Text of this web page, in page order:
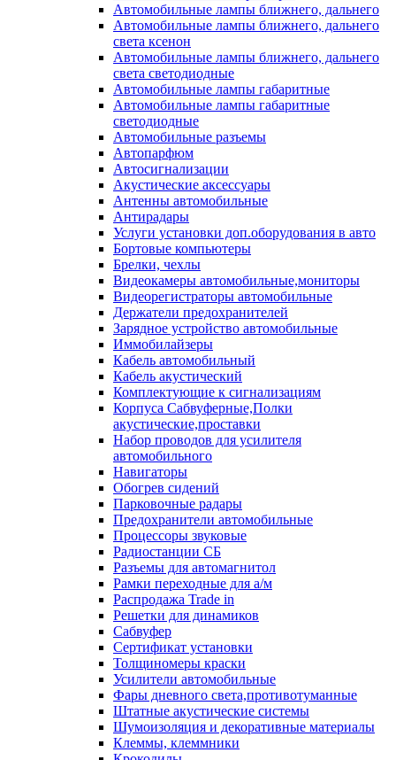
Автомобильные лампы ближнего, дальнего
Автомобильные лампы ближнего, дальнего
света ксенон
Автомобильные лампы ближнего, дальнего
света светодиодные
Автомобильные лампы габаритные
Автомобильные лампы габаритные
светодиодные
Автомобильные разъемы
Автопарфюм
Автосигнализации
Акустические аксессуары
Антенны автомобильные
Антирадары
Услуги установки доп.оборудования в авто
Бортовые компьютеры
Брелки, чехлы
Видеокамеры автомобильные,мониторы
Видеорегистраторы автомобильные
Держатели предохранителей
Зарядное устройство автомобильные
Иммобилайзеры
Кабель автомобильный
Кабель акустический
Комплектующие к сигнализациям
Корпуса Сабвуферные,Полки
акустические,проставки
Набор проводов для усилителя
автомобильного
Навигаторы
Обогрев сидений
Парковочные радары
Предохранители автомобильные
Процессоры звуковые
Радиостанции СБ
Разъемы для автомагнитол
Рамки переходные для а/м
Распродажа Trade in
Решетки для динамиков
Сабвуфер
Сертификат установки
Толщиномеры краски
Усилители автомобильные
Фары дневного света,противотуманные
Штатные акустические системы
Шумоизоляция и декоративные материалы
Клеммы, клеммники